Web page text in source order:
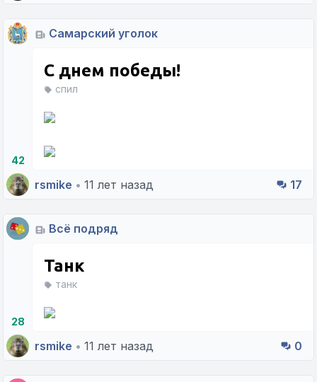
Самарский уголок
42
С днем победы!
спил
rsmike • 11 лет назад 17
Всё подряд
28
Танк
танк
rsmike • 11 лет назад 0